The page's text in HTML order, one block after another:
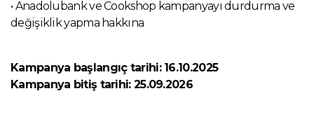
• Anadolubank ve Cookshop kampanyayı durdurma ve
değişiklik yapma hakkına
Kampanya başlangıç tarihi: 16.10.2025
Kampanya bitiş tarihi: 25.09.2026